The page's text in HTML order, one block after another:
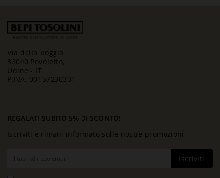
Via della Roggia
33040 Povoletto,
Udine - IT
P.IVA: 00157230301
REGALATI SUBITO 5% DI SCONTO!
Iscriviti e rimani informato sulle nostre promozioni
Iscriviti